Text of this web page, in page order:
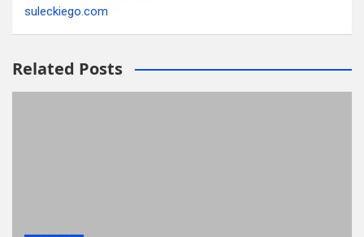
suleckiego.com
Related Posts